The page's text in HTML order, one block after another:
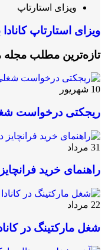
ویزای استارتاپ
ویزای استارتاپ کانادا
تازه‌ترین مطلب
10 شهریور
ریجکتی درخواست
31 مرداد
راهنمای خرید فرانچایز
22 مرداد
شغل مارکتینگ در